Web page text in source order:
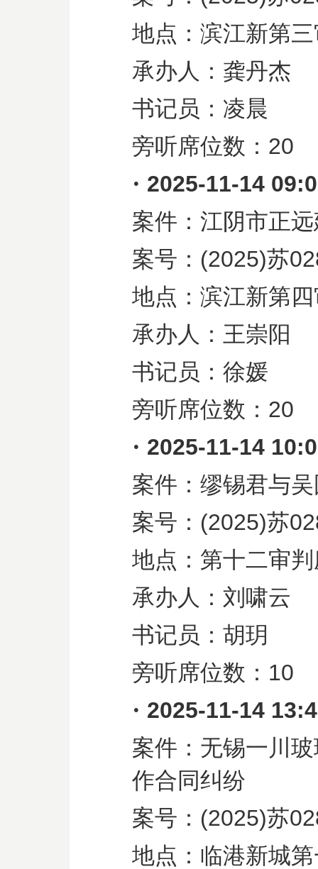
地点：滨江新第
承办人：龚丹杰
书记员：凌晨
旁听席位数： 20
· 2025-11-14
案件：江阴市正
案号： (2025)苏
地点：滨江新第
承办人：王崇阳
书记员：徐媛
旁听席位数： 20
· 2025-11-14
案件：缪锡君与
案号： (2025)苏
地点：第十二审
承办人：刘啸云
书记员：胡玥
旁听席位数： 10
· 2025-11-14
案件：无锡一川
作合同纠纷
案号： (2025)苏
地点：临港新城